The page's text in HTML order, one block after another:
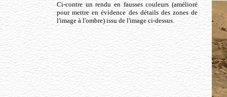
Ci-contre un rendu en fausses couleurs (amélioré
pour mettre en évidence des détails des zones de
l'image à l'ombre) issu de l'image ci-dessus.